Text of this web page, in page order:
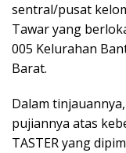
sentral/pusat
Tawar yang
005 Kelurahan
Barat.
Dalam
pujiannya atas
TASTER yang